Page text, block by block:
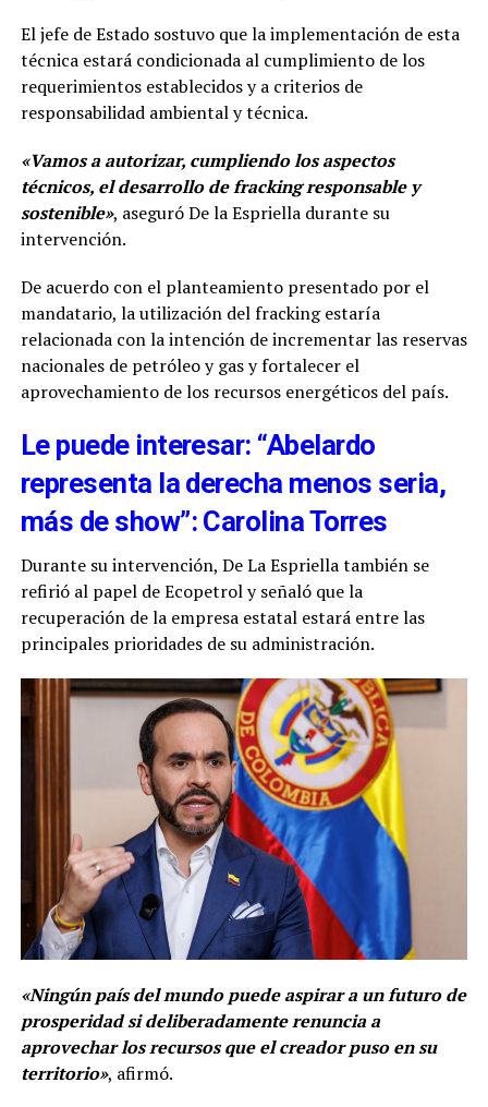
El jefe de Estado sostuvo que la implementación de esta
técnica estará condicionada al cumplimiento de los
requerimientos establecidos y a criterios de
responsabilidad ambiental y técnica.
«Vamos a autorizar, cumpliendo los aspectos
técnicos, el desarrollo de fracking responsable y
sostenible», aseguró De la Espriella durante su
intervención.
De acuerdo con el planteamiento presentado por el
mandatario, la utilización del fracking estaría
relacionada con la intención de incrementar las reservas
nacionales de petróleo y gas y fortalecer el
aprovechamiento de los recursos energéticos del país.
Le puede interesar: “Abelardo
representa la derecha menos seria,
más de show”: Carolina Torres
Durante su intervención, De La Espriella también se
refirió al papel de Ecopetrol y señaló que la
recuperación de la empresa estatal estará entre las
principales prioridades de su administración.
«Ningún país del mundo puede aspirar a un futuro de
prosperidad si deliberadamente renuncia a
aprovechar los recursos que el creador puso en su
territorio», afirmó.